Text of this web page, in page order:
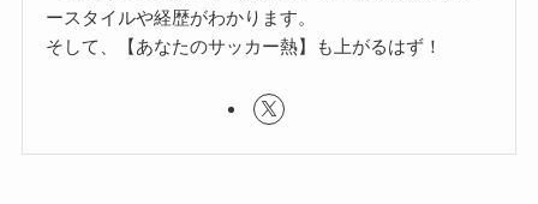
ースタイルや経歴がわかります。
そして、【あなたのサッカー熱】も上がるはず！